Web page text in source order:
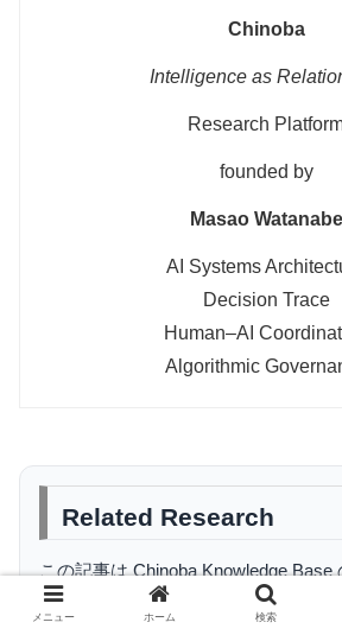
Chinoba
Intelligence as
Research
founded by
Masao Watanabe
AI Systems
Decision Trace
Human–AI
Algorithmic
Related Research
この記事は Chinoba Knowledge Base
Chinoba Research
メニュー ホーム 検索